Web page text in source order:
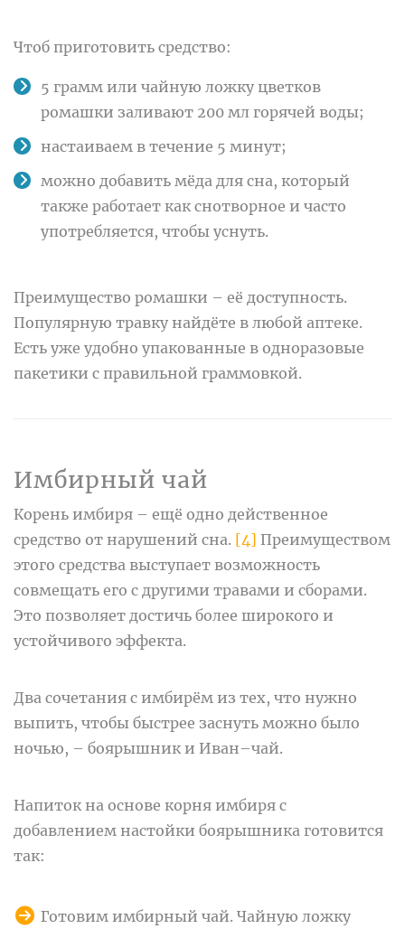
Чтоб приготовить средство:
5 грамм или чайную ложку цветков
ромашки заливают 200 мл горячей воды;
настаиваем в течение 5 минут;
можно добавить мёда для сна, который
также работает как снотворное и часто
употребляется, чтобы уснуть.
Преимущество ромашки – её доступность.
Популярную травку найдёте в любой аптеке.
Есть уже удобно упакованные в одноразовые
пакетики с правильной граммовкой.
Имбирный чай
Корень имбиря – ещё одно действенное
средство от нарушений сна. [4] Преимуществом
этого средства выступает возможность
совмещать его с другими травами и сборами.
Это позволяет достичь более широкого и
устойчивого эффекта.
Два сочетания с имбирём из тех, что нужно
выпить, чтобы быстрее заснуть можно было
ночью, – боярышник и Иван–чай.
Напиток на основе корня имбиря с
добавлением настойки боярышника готовится
так:
Готовим имбирный чай. Чайную ложку